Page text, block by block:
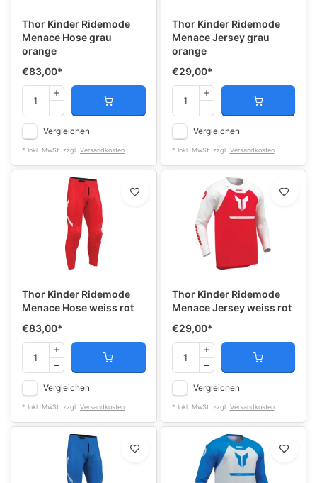
Thor Kinder Ridemode
Menace Hose grau
orange
€83,00*
Vergleichen
* Inkl. MwSt. zzgl. Versandkosten
Thor Kinder Ridemode
Menace Jersey grau
orange
€29,00*
Vergleichen
* Inkl. MwSt. zzgl. Versandkosten
Thor Kinder Ridemode
Menace Hose weiss rot
€83,00*
Vergleichen
* Inkl. MwSt. zzgl. Versandkosten
Thor Kinder Ridemode
Menace Jersey weiss rot
€29,00*
Vergleichen
* Inkl. MwSt. zzgl. Versandkosten